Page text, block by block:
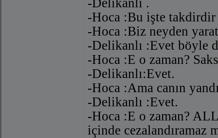
-Hoca :Bu işte takdirdir
-Hoca :Biz neyden
-Delikanlı :Evet böyle
-Hoca :E o zaman?
-Delikanlı:Evet.
-Hoca :Ama canın
-Delikanlı :Evet.
-Hoca :E o zaman?
içinde cezalandıramaz